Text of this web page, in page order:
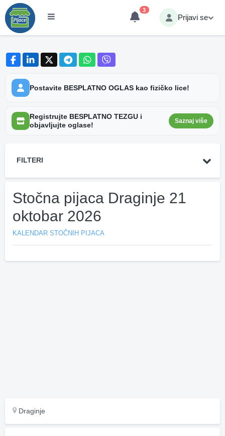
3
Prijavi se
Postavite BESPLATNO OGLAS kao fizičko lice!
Registrujte BESPLATNO TEZGU i
objavljujte oglase!
Saznaj više
FILTERI
Stočna pijaca Draginje 21
oktobar 2026
KALENDAR STOČNIH PIJACA
Draginje